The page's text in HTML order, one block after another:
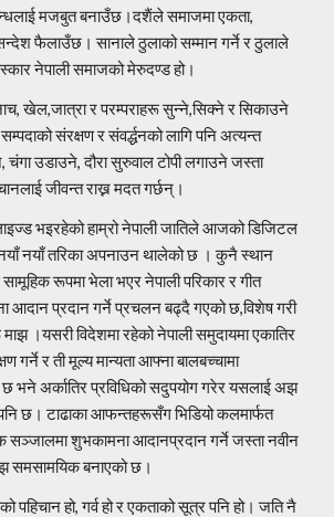
मजबुत बनाउँछ।दशैंले समाजमा एकता,
सन्देश फैलाउँछ। सानाले ठुलाको सम्मान गर्ने र ठुलाले
नेपाली समाजको मेरुदण्ड हो।
खेल,जात्रा र परम्पराहरू सुन्ने,सिक्ने र सिकाउने
संरक्षण र संवर्द्धनको लागि पनि अत्यन्त
उडाउने, दौरा सुरुवाल टोपी लगाउने जस्ता
जीवन्त राख्न मदत गर्छन्।
भइरहेको हाम्रो नेपाली जातिले आजको डिजिटल
नयाँ तरिका अपनाउन थालेको छ । कुनै स्थान
रूपमा भेला भएर नेपाली परिकार र गीत
आदान प्रदान गर्ने प्रचलन बढ्दै गएको छ,विशेष गरी
।यसरी विदेशमा रहेको नेपाली समुदायमा एकातिर
गर्ने र ती मूल्य मान्यता आफ्ना बालबच्चामा
छ भने अर्कातिर प्रविधिको सदुपयोग गरेर यसलाई अझ
छ। टाढाका आफन्तहरूसँग भिडियो कलमार्फत
सञ्जालमा शुभकामना आदानप्रदान गर्ने जस्ता नवीन
समसामयिक बनाएको छ।
पहिचान हो, गर्व हो र एकताको सूत्र पनि हो। जति नै